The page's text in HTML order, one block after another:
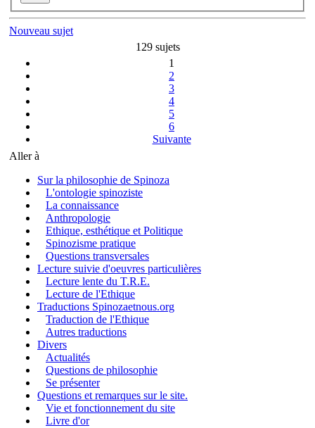
Nouveau sujet
129 sujets
1
2
3
4
5
6
Suivante
Aller à
Sur la philosophie de Spinoza
L'ontologie spinoziste
La connaissance
Anthropologie
Ethique, esthétique et Politique
Spinozisme pratique
Questions transversales
Lecture suivie d'oeuvres particulières
Lecture lente du T.R.E.
Lecture de l'Ethique
Traductions Spinozaetnous.org
Traduction de l'Ethique
Autres traductions
Divers
Actualités
Questions de philosophie
Se présenter
Questions et remarques sur le site.
Vie et fonctionnement du site
Livre d'or